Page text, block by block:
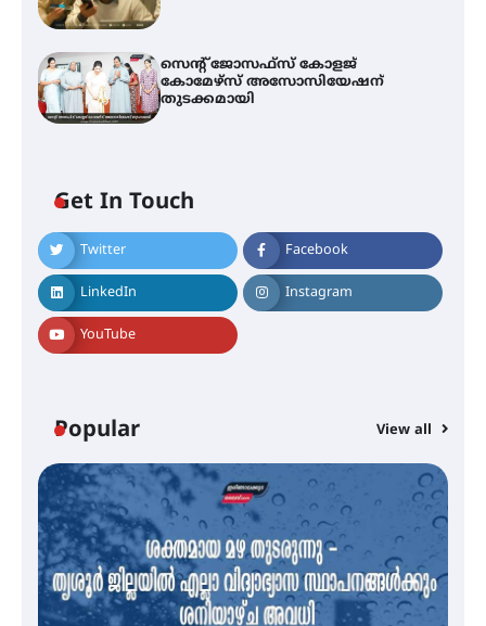
സെന്റ് ജോസഫ്സ് കോളജ്
കോമേഴ്‌സ് അസോസിയേഷന്
തുടക്കമായി
Get In Touch
Twitter Facebook
LinkedIn Instagram
YouTube
Popular View all
എം.ജി. യൂണിവേഴ്‌സിറ്റിയിൽ നിന്ന്
ഇംഗ്ളീഷ് സാഹിത്യത്തിൽ
ഡോക്ടറേറ്റ് നേടിയ എൻ. ആര്യ
വെള്ളിയാഴ്ച സ്‌ക്രീൻ ചെയ്യുന്നു
സെന്റ് ജോസഫ്സ് കോളജ്
കോമേഴ്‌സ് അസോസിയേഷന്
തുടക്കമായി